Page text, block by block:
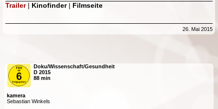
Trailer| Kinofinder| Filmseite
26. Mai 2015
Doku/Wissenschaft/Gesundheit
D 2015
88 min
kamera
Sebastian Winkels